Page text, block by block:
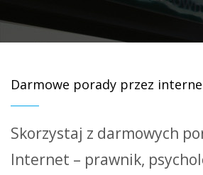
Darmowe porady przez
Skorzystaj z darmowych
Internet – prawnik,